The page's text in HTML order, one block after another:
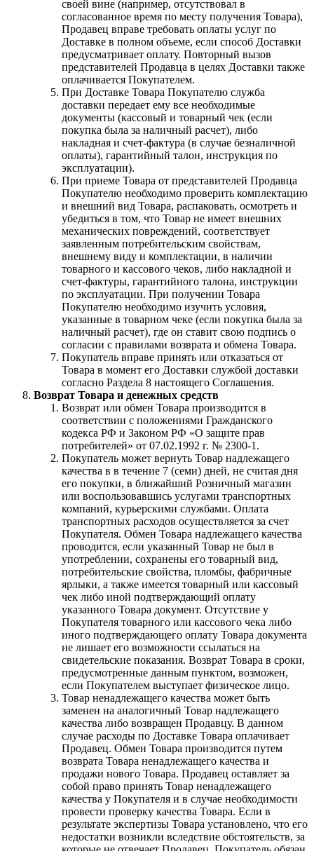
своей вине (например, отсутствовал в
согласованное время по месту получения Товара),
Продавец вправе требовать оплаты услуг по
Доставке в полном объеме, если способ Доставки
предусматривает оплату. Повторный вызов
представителей Продавца в целях Доставки также
оплачивается Покупателем.
При Доставке Товара Покупателю служба
доставки передает ему все необходимые
документы (кассовый и товарный чек (если
покупка была за наличный расчет), либо
накладная и счет-фактура (в случае безналичной
оплаты), гарантийный талон, инструкция по
эксплуатации).
При приеме Товара от представителей Продавца
Покупателю необходимо проверить комплектацию
и внешний вид Товара, распаковать, осмотреть и
убедиться в том, что Товар не имеет внешних
механических повреждений, соответствует
заявленным потребительским свойствам,
внешнему виду и комплектации, в наличии
товарного и кассового чеков, либо накладной и
счет-фактуры, гарантийного талона, инструкции
по эксплуатации. При получении Товара
Покупателю необходимо изучить условия,
указанные в товарном чеке (если покупка была за
наличный расчет), где он ставит свою подпись о
согласии с правилами возврата и обмена Товара.
Покупатель вправе принять или отказаться от
Товара в момент его Доставки службой доставки
согласно Раздела 8 настоящего Соглашения.
Возврат Товара и денежных средств
Возврат или обмен Товара производится в
соответствии с положениями Гражданского
кодекса РФ и Законом РФ «О защите прав
потребителей» от 07.02.1992 г. № 2300-1.
Покупатель может вернуть Товар надлежащего
качества в в течение 7 (семи) дней, не считая дня
его покупки, в ближайший Розничный магазин
или воспользовавшись услугами транспортных
компаний, курьерскими службами. Оплата
транспортных расходов осуществляется за счет
Покупателя. Обмен Товара надлежащего качества
проводится, если указанный Товар не был в
употреблении, сохранены его товарный вид,
потребительские свойства, пломбы, фабричные
ярлыки, а также имеется товарный или кассовый
чек либо иной подтверждающий оплату
указанного Товара документ. Отсутствие у
Покупателя товарного или кассового чека либо
иного подтверждающего оплату Товара документа
не лишает его возможности ссылаться на
свидетельские показания. Возврат Товара в сроки,
предусмотренные данным пунктом, возможен,
если Покупателем выступает физическое лицо.
Товар ненадлежащего качества может быть
заменен на аналогичный Товар надлежащего
качества либо возвращен Продавцу. В данном
случае расходы по Доставке Товара оплачивает
Продавец. Обмен Товара производится путем
возврата Товара ненадлежащего качества и
продажи нового Товара. Продавец оставляет за
собой право принять Товар ненадлежащего
качества у Покупателя и в случае необходимости
провести проверку качества Товара. Если в
результате экспертизы Товара установлено, что его
недостатки возникли вследствие обстоятельств, за